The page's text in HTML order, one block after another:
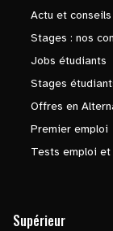
Actu et
Stages : nos
Jobs étudiants
Stages
Offres en
Premier emploi
Tests emploi
Supérieur